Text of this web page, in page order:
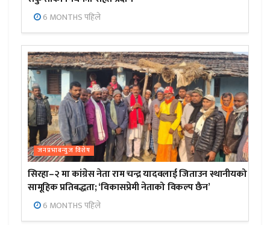
6 MONTHS पहिले
जनप्रभाबन्युज विशेष
सिरहा–२ मा कांग्रेस नेता राम चन्द्र यादवलाई जिताउन स्थानीयको
सामूहिक प्रतिबद्धता; ‘विकासप्रेमी नेताको विकल्प छैन’
6 MONTHS पहिले